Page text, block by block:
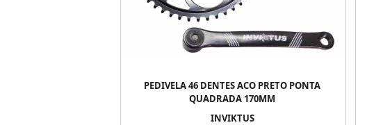
PEDIVELA 46 DENTES ACO PRETO PONTA
QUADRADA 170MM
INVIKTUS